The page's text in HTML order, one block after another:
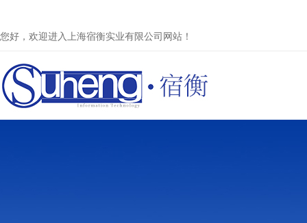
您好，欢迎进入上海宿衡实业有限公司网站！